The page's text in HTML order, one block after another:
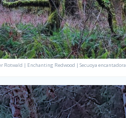
Rotwald | Enchanting Redwood | Secuoya encantadora